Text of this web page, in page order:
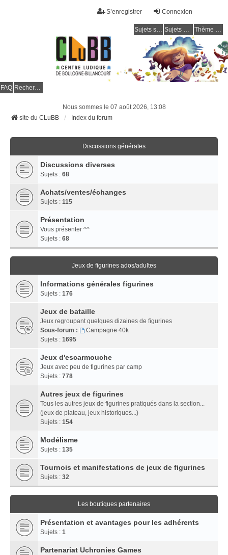
Connexion
S’enregistrer
Sujets sans réponse Sujets actifs Thème clair / foncé
FAQ Rechercher
Nous sommes le 07 août 2026, 13:08
site du CLuBB
Index du forum
Discussions générales
Discussions diverses
Sujets : 68
Achats/ventes/échanges
Sujets : 115
Présentation
Vous présenter ^^
Sujets : 68
Jeux de figurines ados/adultes
Informations générales figurines
Sujets : 176
Jeux de bataille
Jeux regroupant quelques dizaines de figurines
Sous-forum :
Campagne 40k
Sujets : 1695
Jeux d'escarmouche
Jeux avec peu de figurines par camp
Sujets : 778
Autres jeux de figurines
Tous les autres jeux de figurines pratiqués dans la section...
(jeux de plateau, jeux historiques...)
Sujets : 154
Modélisme
Sujets : 135
Tournois et manifestations de jeux de figurines
Sujets : 32
Les boutiques partenaires
Présentation et avantages pour les adhérents
Sujets : 1
Partenariat Uchronies Games